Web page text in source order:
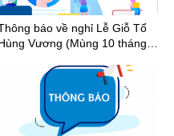
báo về nghỉ Lễ Giỗ Tổ
Vương (Mùng 10 tháng 3
(30/4) và Ngày Quốc tế Lao
động (01/5) năm 2026